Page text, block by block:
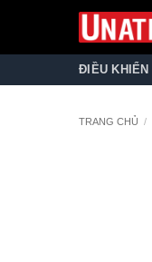
nội
ĐIỀU KHIỂN
TRANG CHỦ /